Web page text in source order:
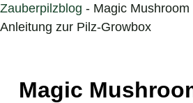
Zauberpilzblog - Magic
Anleitung zur Pilz-Growbox
Magic